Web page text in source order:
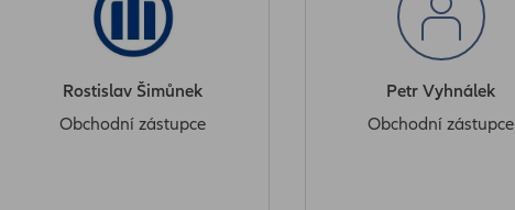
Rostislav Šimůnek
Obchodní zástupce
Petr Vyhnálek
Obchodní zástupce